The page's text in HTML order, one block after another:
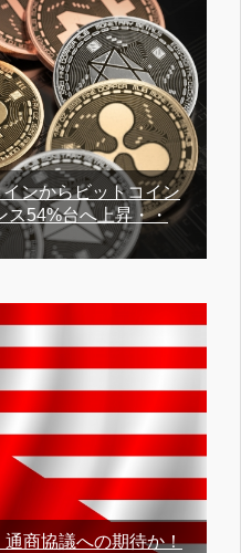
ンからビットコイン
ス54%台へ上昇・・
商協議への期待か！